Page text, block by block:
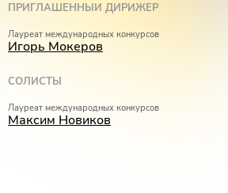
ПРИГЛАШЕННЫЙ ДИРИЖЕР
Лауреат международных конкурсов
Игорь Мокеров
СОЛИСТЫ
Лауреат международных конкурсов
Максим Новиков